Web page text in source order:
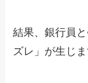
結果、銀行員
ズレ」が生じま